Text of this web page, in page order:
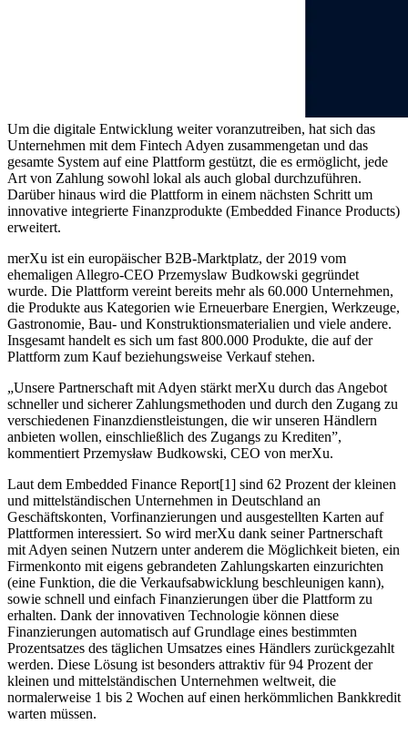
Um die digitale Entwicklung weiter voranzutreiben, hat sich das
Unternehmen mit dem Fintech Adyen zusammengetan und das
gesamte System auf eine Plattform gestützt, die es ermöglicht, jede
Art von Zahlung sowohl lokal als auch global durchzuführen.
Darüber hinaus wird die Plattform in einem nächsten Schritt um
innovative integrierte Finanzprodukte (Embedded Finance Products)
erweitert.
merXu ist ein europäischer B2B-Marktplatz, der 2019 vom
ehemaligen Allegro-CEO Przemyslaw Budkowski gegründet
wurde. Die Plattform vereint bereits mehr als 60.000 Unternehmen,
die Produkte aus Kategorien wie Erneuerbare Energien, Werkzeuge,
Gastronomie, Bau- und Konstruktionsmaterialien und viele andere.
Insgesamt handelt es sich um fast 800.000 Produkte, die auf der
Plattform zum Kauf beziehungsweise Verkauf stehen.
„Unsere Partnerschaft mit Adyen stärkt merXu durch das Angebot
schneller und sicherer Zahlungsmethoden und durch den Zugang zu
verschiedenen Finanzdienstleistungen, die wir unseren Händlern
anbieten wollen, einschließlich des Zugangs zu Krediten”,
kommentiert Przemysław Budkowski, CEO von merXu.
Laut dem Embedded Finance Report[1] sind 62 Prozent der kleinen
und mittelständischen Unternehmen in Deutschland an
Geschäftskonten, Vorfinanzierungen und ausgestellten Karten auf
Plattformen interessiert. So wird merXu dank seiner Partnerschaft
mit Adyen seinen Nutzern unter anderem die Möglichkeit bieten, ein
Firmenkonto mit eigens gebrandeten Zahlungskarten einzurichten
(eine Funktion, die die Verkaufsabwicklung beschleunigen kann),
sowie schnell und einfach Finanzierungen über die Plattform zu
erhalten. Dank der innovativen Technologie können diese
Finanzierungen automatisch auf Grundlage eines bestimmten
Prozentsatzes des täglichen Umsatzes eines Händlers zurückgezahlt
werden. Diese Lösung ist besonders attraktiv für 94 Prozent der
kleinen und mittelständischen Unternehmen weltweit, die
normalerweise 1 bis 2 Wochen auf einen herkömmlichen Bankkredit
warten müssen.